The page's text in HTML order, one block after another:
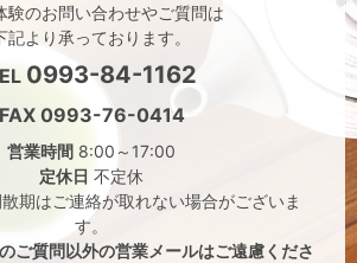
験のお問い合わせやご質問は
記より承っております。
0993-84-1162
FAX 0993-76-0414
営業時間 8:00～17:00
定休日 不定休
期はご連絡が取れない場合がございま
す。
ご質問以外の営業メールはご遠慮くださ